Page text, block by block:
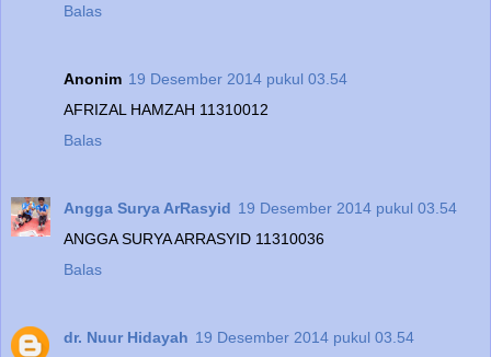
Balas
Anonim 19 Desember 2014 pukul 03.54
AFRIZAL HAMZAH 11310012
Balas
Angga Surya ArRasyid 19 Desember 2014 pukul 03.54
ANGGA SURYA ARRASYID 11310036
Balas
dr. Nuur Hidayah 19 Desember 2014 pukul 03.54